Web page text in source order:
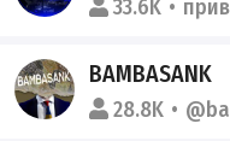
33.6K
BAMBASANK
28.8K